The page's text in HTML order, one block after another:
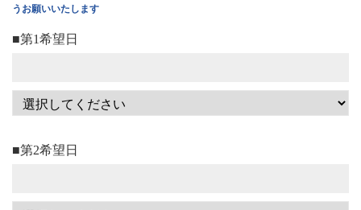
うお願いいたします
■第1希望日
■第2希望日